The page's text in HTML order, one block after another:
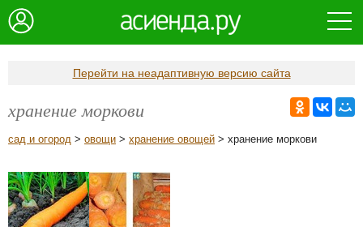
Перейти на неадаптивную версию сайта
хранение моркови
сад и огород > овощи > хранение овощей > хранение моркови